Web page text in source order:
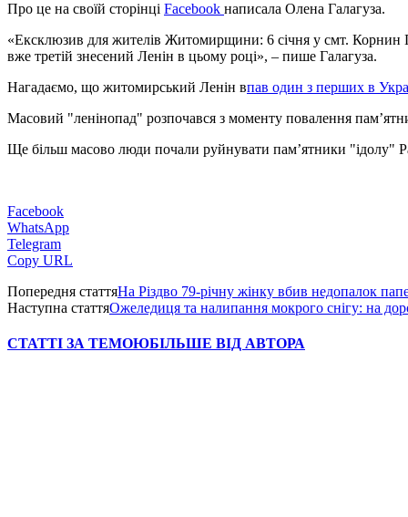
Про це на своїй сторінці Facebook написала Олена Галагуза.
«Ексклюзив для жителів Житомирщини: 6 січня у смт. Корнин
вже третій знесений Ленін в цьому році», – пише Галагуза.
Нагадаємо, що житомирський Ленін впав один з перших в
Масовий "ленінопад" розпочався з моменту повалення
Ще більш масово люди почали руйнувати пам’ятники "ідолу"
Facebook
WhatsApp
Telegram
Copy URL
Попередня статтяНа Різдво 79-річну жінку вбив недопалок
Наступна статтяОжеледиця та налипання мокрого снігу: на
СТАТТІ ЗА ТЕМОЮБІЛЬШЕ ВІД АВТОРА